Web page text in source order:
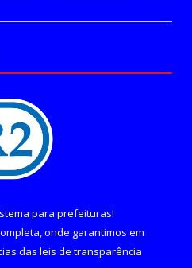
para prefeituras!
onde garantimos em
das leis de transparência